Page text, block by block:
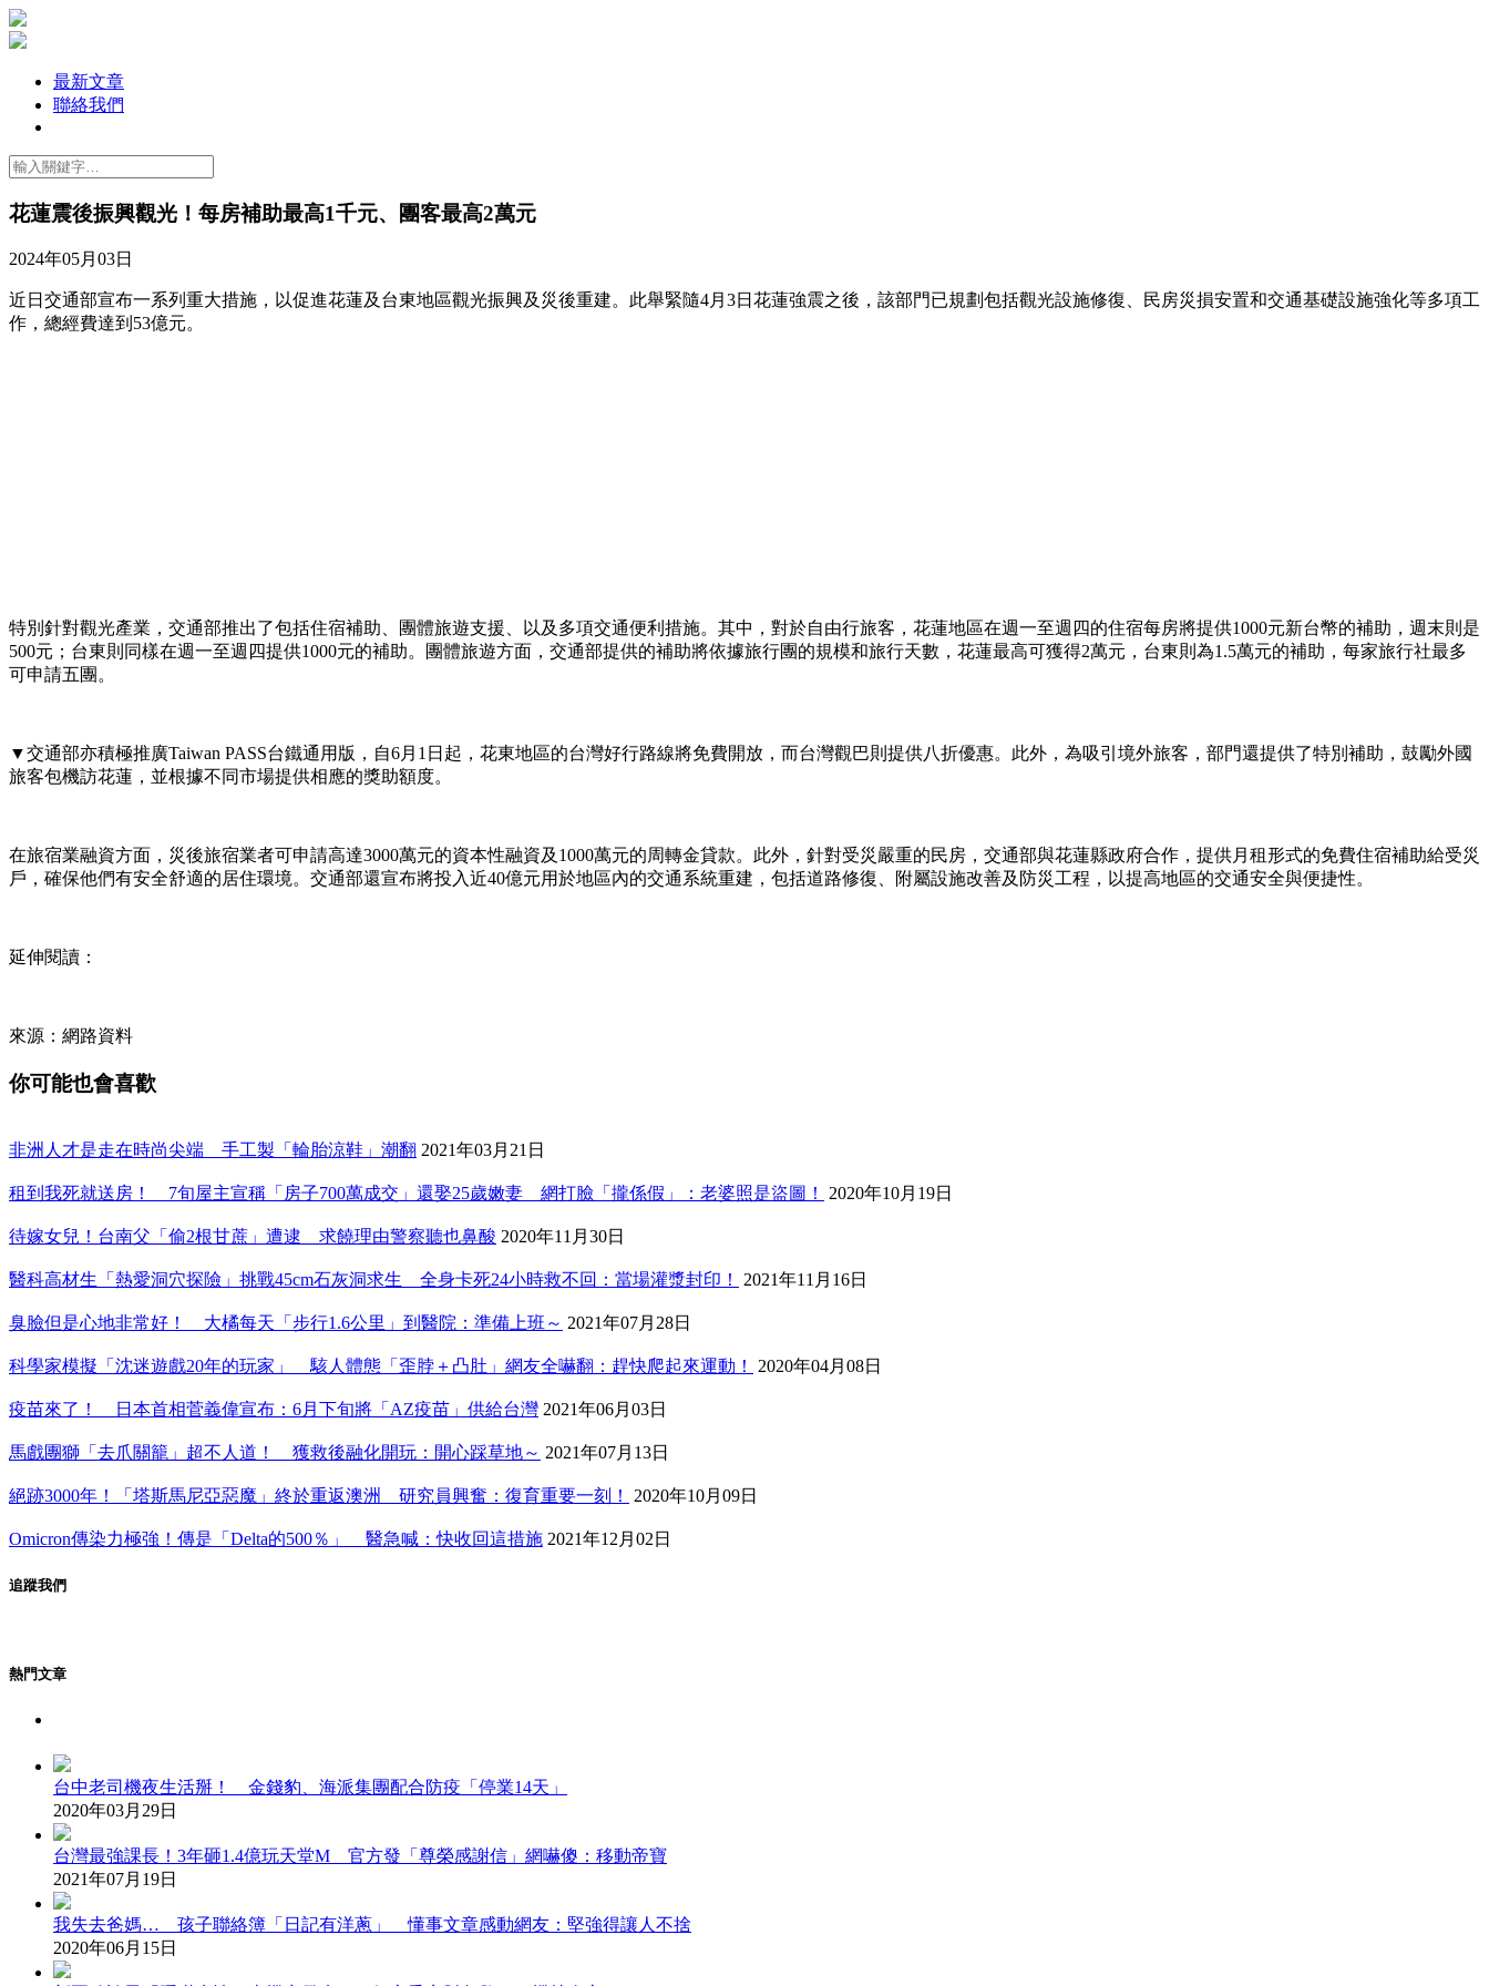
最新文章
聯絡我們
花蓮震後振興觀光！每房補助最高1千元、團客最高2萬元
2024年05月03日
近日交通部宣布一系列重大措施，以促進花蓮及台東地區觀光振興及災後重建。此舉緊隨4月3日花蓮強震之後，該部門已規劃包括觀光設施修復、民房災損安置和交通基礎設施強化等多項工
作，總經費達到53億元。
特別針對觀光產業，交通部推出了包括住宿補助、團體旅遊支援、以及多項交通便利措施。其中，對於自由行旅客，花蓮地區在週一至週四的住宿每房將提供1000元新台幣的補助，週末則是
500元；台東則同樣在週一至週四提供1000元的補助。團體旅遊方面，交通部提供的補助將依據旅行團的規模和旅行天數，花蓮最高可獲得2萬元，台東則為1.5萬元的補助，每家旅行社最多
可申請五團。
▼交通部亦積極推廣Taiwan PASS台鐵通用版，自6月1日起，花東地區的台灣好行路線將免費開放，而台灣觀巴則提供八折優惠。此外，為吸引境外旅客，部門還提供了特別補助，鼓勵外國
旅客包機訪花蓮，並根據不同市場提供相應的獎助額度。
在旅宿業融資方面，災後旅宿業者可申請高達3000萬元的資本性融資及1000萬元的周轉金貸款。此外，針對受災嚴重的民房，交通部與花蓮縣政府合作，提供月租形式的免費住宿補助給受災
戶，確保他們有安全舒適的居住環境。交通部還宣布將投入近40億元用於地區內的交通系統重建，包括道路修復、附屬設施改善及防災工程，以提高地區的交通安全與便捷性。
延伸閱讀：
來源：網路資料
你可能也會喜歡
非洲人才是走在時尚尖端 手工製「輪胎涼鞋」潮翻 2021年03月21日
租到我死就送房！ 7旬屋主宣稱「房子700萬成交」還娶25歲嫩妻 網打臉「攏係假」：老婆照是盜圖！ 2020年10月19日
待嫁女兒！台南父「偷2根甘蔗」遭逮 求饒理由警察聽也鼻酸 2020年11月30日
醫科高材生「熱愛洞穴探險」挑戰45cm石灰洞求生 全身卡死24小時救不回：當場灌漿封印！ 2021年11月16日
臭臉但是心地非常好！ 大橘每天「步行1.6公里」到醫院：準備上班～ 2021年07月28日
科學家模擬「沈迷遊戲20年的玩家」 駭人體態「歪脖＋凸肚」網友全嚇翻：趕快爬起來運動！ 2020年04月08日
疫苗來了！ 日本首相菅義偉宣布：6月下旬將「AZ疫苗」供給台灣 2021年06月03日
馬戲團獅「去爪關籠」超不人道！ 獲救後融化開玩：開心踩草地～ 2021年07月13日
絕跡3000年！「塔斯馬尼亞惡魔」終於重返澳洲 研究員興奮：復育重要一刻！ 2020年10月09日
Omicron傳染力極強！傳是「Delta的500％」 醫急喊：快收回這措施 2021年12月02日
追蹤我們
熱門文章
台中老司機夜生活掰！ 金錢豹、海派集團配合防疫「停業14天」
2020年03月29日
台灣最強課長！3年砸1.4億玩天堂M 官方發「尊榮感謝信」網嚇傻：移動帝寶
2021年07月19日
我失去爸媽… 孩子聯絡簿「日記有洋蔥」 懂事文章感動網友：堅強得讓人不捨
2020年06月15日